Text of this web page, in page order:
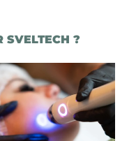
SVELTECH ?